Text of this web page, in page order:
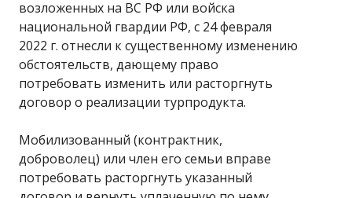
возложенных на ВС РФ или войска
национальной гвардии РФ, с 24 февраля
2022 г. отнесли к существенному изменению
обстоятельств, дающему право
потребовать изменить или расторгнуть
договор о реализации турпродукта.
Мобилизованный (контрактник,
доброволец) или член его семьи вправе
потребовать расторгнуть указанный